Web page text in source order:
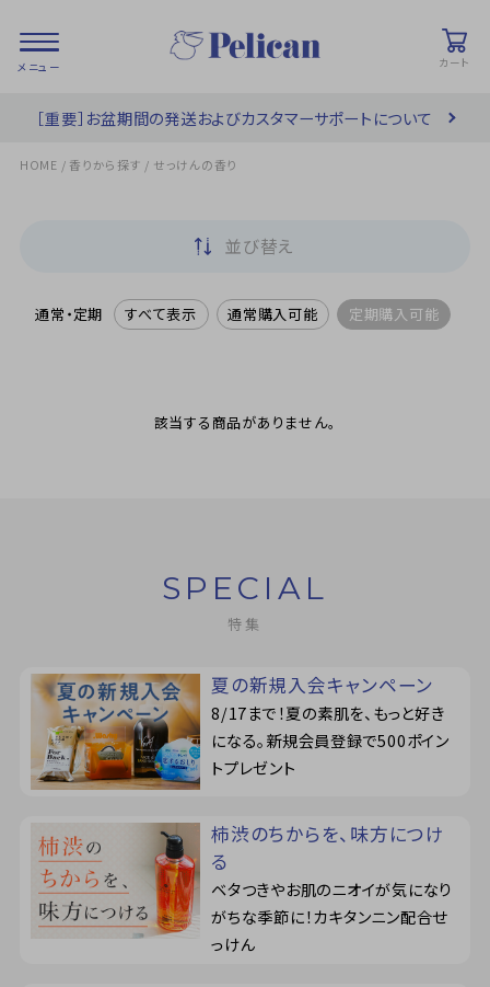
カート
PRODUCTS/ 商品を探す
ペリカン石鹸について
ご利用案内
よくあるご質問
会員登録でお得
NEWS一覧
［重要］お盆期間の発送およびカスタマーサポートについて
HOME / 香りから探す / せっけんの香り
並び替え
通常・定期 すべて表示 通常購入可能 定期購入可能
該当する商品がありません。
SPECIAL
特集
夏の新規入会キャンペーン
8/17まで！夏の素肌を、もっと好き
になる。新規会員登録で500ポイン
トプレゼント
柿渋のちからを、味方につけ
る
ベタつきやお肌のニオイが気になり
がちな季節に！カキタンニン配合せ
っけん